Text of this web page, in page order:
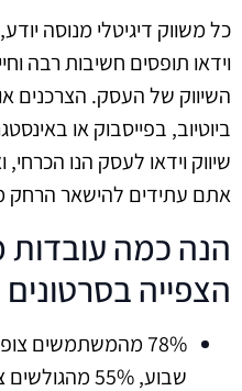
כל משווק דיגיטלי מנוסה
וידאו תופסים חשיבות רבה
השיווק של העסק. הצרכנים
ביוטיוב, בפייסבוק או
שיווק וידאו לעסק הנו
אתם עתידים להישאר הרחק
הנה כמה עובדות
הצפייה
78% מהמשתמשים
שבוע, 55% מהגולשים צופים בהם מידי יום.